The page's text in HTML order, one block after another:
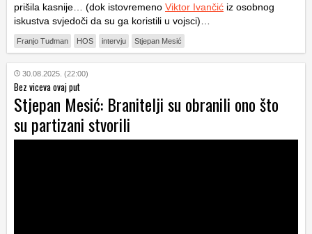
prišila kasnije… (dok istovremeno Viktor Ivančić iz osobnog
iskustva svjedoči da su ga koristili u vojsci)…
Franjo Tuđman HOS intervju Stjepan Mesić
30.08.2025. (22:00)
Bez viceva ovaj put
Stjepan Mesić: Branitelji su obranili ono što
su partizani stvorili